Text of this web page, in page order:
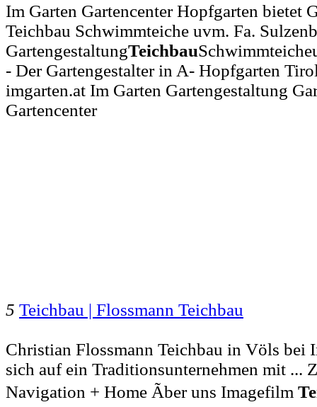
Im Garten Gartencenter Hopfgarten bietet
Teichbau Schwimmteiche uvm. Fa.
GartengestaltungTeichbau
- Der Gartengestalter in A- Hopfgarten
imgarten.at Im Garten Gartengestaltung
Gartencenter
5 Teichbau | Flossmann Teichbau
Christian Flossmann Teichbau in Völs bei
sich auf ein Traditionsunternehmen mit ...
Navigation + Home Ãber uns Imagefilm